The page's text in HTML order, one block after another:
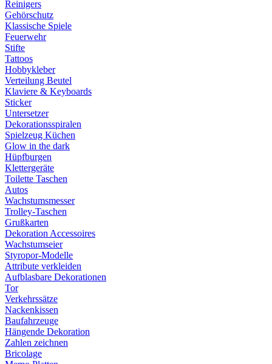
Reinigers
Gehörschutz
Klassische Spiele
Feuerwehr
Stifte
Tattoos
Hobbykleber
Verteilung Beutel
Klaviere & Keyboards
Sticker
Untersetzer
Dekorationsspiralen
Spielzeug Küchen
Glow in the dark
Hüpfburgen
Klettergeräte
Toilette Taschen
Autos
Wachstumsmesser
Trolley-Taschen
Grußkarten
Dekoration Accessoires
Wachstumseier
Styropor-Modelle
Attribute verkleiden
Aufblasbare Dekorationen
Tor
Verkehrssätze
Nackenkissen
Baufahrzeuge
Hängende Dekoration
Zahlen zeichnen
Bricolage